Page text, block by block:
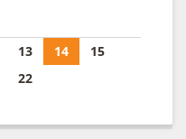
13 14
15
22